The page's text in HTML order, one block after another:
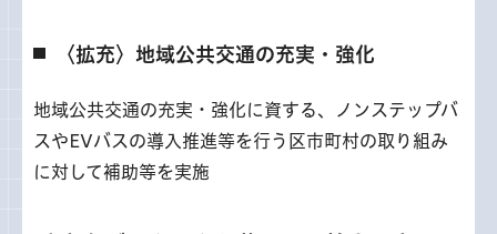
〈拡充〉地域公共交通の充実・強化
地域公共交通の充実・強化に資する、ノンステップバ
スやEVバスの導入推進等を行う区市町村の取り組み
に対して補助等を実施